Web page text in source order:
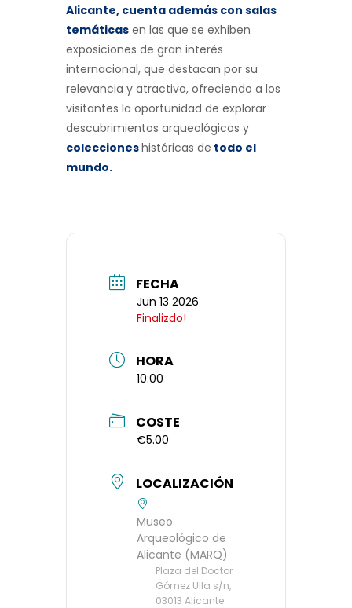
Alicante, cuenta además con salas
temáticas en las que se exhiben
exposiciones de gran interés
internacional, que destacan por su
relevancia y atractivo, ofreciendo a los
visitantes la oportunidad de explorar
descubrimientos arqueológicos y
coleccioneshistóricas de todo el
mundo.
FECHA
Jun 13 2026
Finalizdo!
HORA
10:00
COSTE
€5.00
LOCALIZACIÓN
Museo
Arqueológico de
Alicante (MARQ)
Plaza del Doctor
Gómez Ulla s/n,
03013 Alicante.